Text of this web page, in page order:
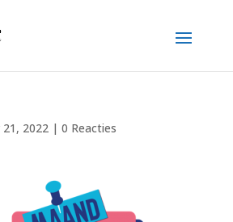
2022| 0 Reacties